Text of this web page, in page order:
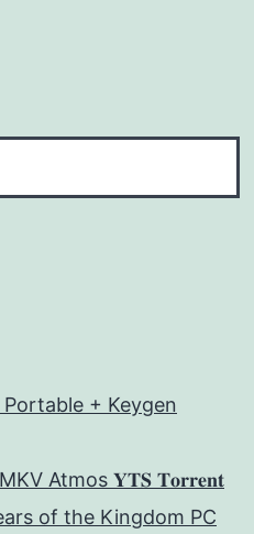
+ Keygen
Atmos 𝐘𝐓𝐒 𝐓𝐨𝐫𝐫𝐞𝐧𝐭
of the Kingdom PC